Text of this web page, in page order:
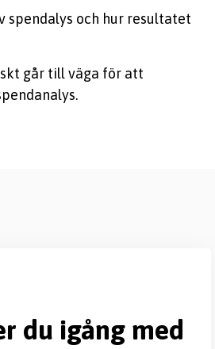
spendalys och hur resultatet
går till väga för att
du igång med